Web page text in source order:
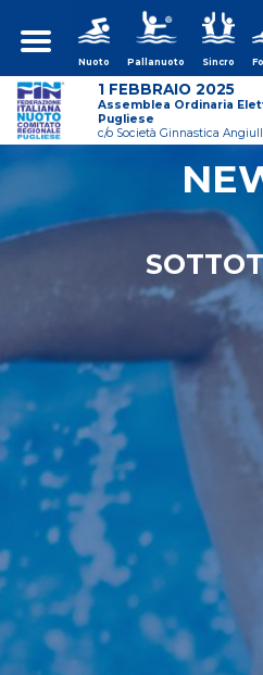
Nuoto Pallanuoto Sincro
1 FEBBRAIO 2025
Assemblea Ordinaria
Pugliese
c/o Società Ginnastica
assemblea-